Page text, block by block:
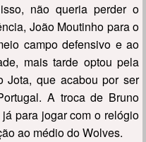
não queria perder o
João Moutinho para o
campo defensivo e ao
mais tarde optou pela
Jota, que acabou por ser
A troca de Bruno
para jogar com o relógio
ao médio do Wolves.